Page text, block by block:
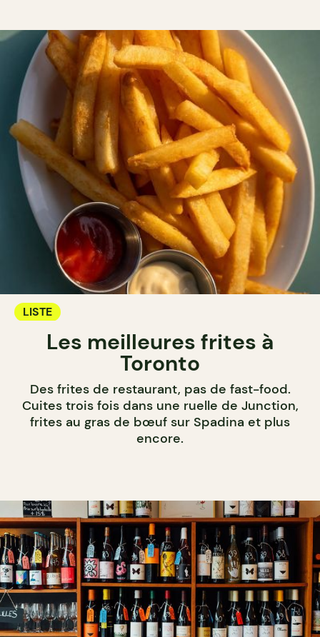
LISTE
Les meilleures frites à
Toronto
Des frites de restaurant, pas de fast-food.
Cuites trois fois dans une ruelle de Junction,
frites au gras de bœuf sur Spadina et plus
encore.